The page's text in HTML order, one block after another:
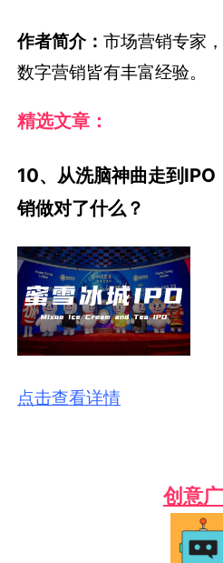
作者简介：市场营销专家
数字营销皆有丰富经验。
精选文章：
10、从洗脑神曲走到IPO
销做对了什么？
点击查看详情
创意